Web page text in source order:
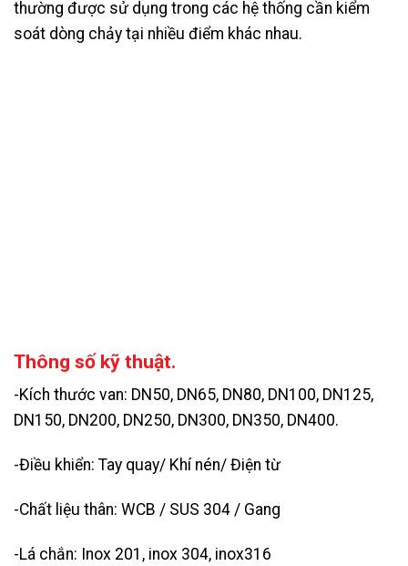
thường được sử dụng trong các hệ thống cần kiểm
soát dòng chảy tại nhiều điểm khác nhau.
Thông số kỹ thuật.
-Kích thước van: DN50, DN65, DN80, DN100, DN125,
DN150, DN200, DN250, DN300, DN350, DN400.
-Điều khiển: Tay quay/ Khí nén/ Điện từ
-Chất liệu thân: WCB / SUS 304 / Gang
-Lá chắn: Inox 201, inox 304, inox316